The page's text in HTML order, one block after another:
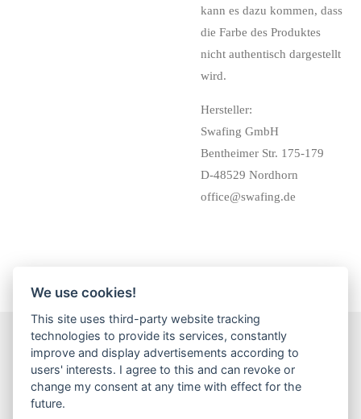
kann es dazu kommen, dass
die Farbe des Produktes
nicht authentisch dargestellt
wird.
Hersteller:
Swafing GmbH
Bentheimer Str. 175-179
D-48529 Nordhorn
office@swafing.de
F
a
c
I
n
s
W
h
a
Impressum Datenschutz
We use cookies!
This site uses third-party website tracking
technologies to provide its services, constantly
improve and display advertisements according to
users' interests. I agree to this and can revoke or
change my consent at any time with effect for the
future.